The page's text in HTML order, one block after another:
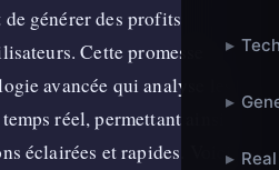
▸
▸
▸
générer des profits
Cette promesse
avancée qui analyse les
réel, permettant ainsi
éclairées et rapides. Voici